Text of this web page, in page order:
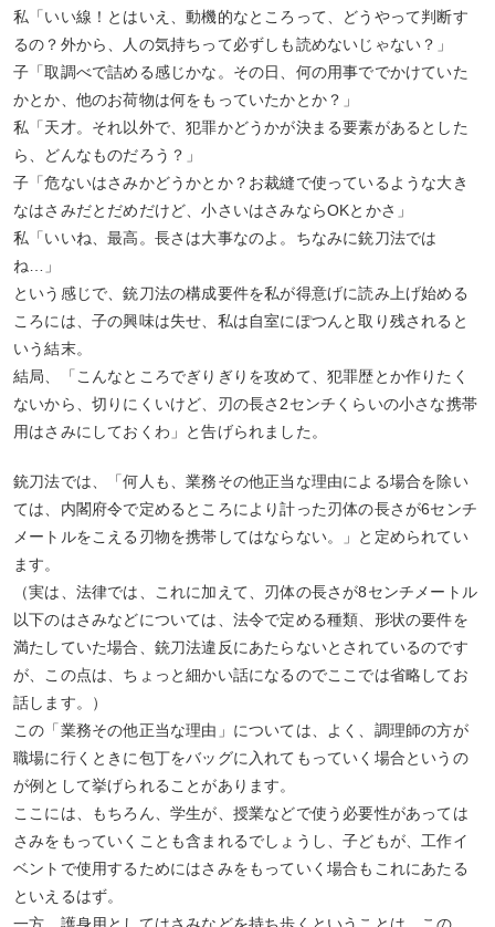
私「いい線！とはいえ、動機的なところって、どうやって判断す
るの？外から、人の気持ちって必ずしも読めないじゃない？」
子「取調べで詰める感じかな。その日、何の用事ででかけていた
かとか、他のお荷物は何をもっていたかとか？」
私「天才。それ以外で、犯罪かどうかが決まる要素があるとした
ら、どんなものだろう？」
子「危ないはさみかどうかとか？お裁縫で使っているような大き
なはさみだとだめだけど、小さいはさみならOKとかさ」
私「いいね、最高。長さは大事なのよ。ちなみに銃刀法では
ね…」
という感じで、銃刀法の構成要件を私が得意げに読み上げ始める
ころには、子の興味は失せ、私は自室にぽつんと取り残されると
いう結末。
結局、「こんなところでぎりぎりを攻めて、犯罪歴とか作りたく
ないから、切りにくいけど、刃の長さ2センチくらいの小さな携帯
用はさみにしておくわ」と告げられました。
銃刀法では、「何人も、業務その他正当な理由による場合を除い
ては、内閣府令で定めるところにより計った刃体の長さが6センチ
メートルをこえる刃物を携帯してはならない。」と定められてい
ます。
（実は、法律では、これに加えて、刃体の長さが8センチメートル
以下のはさみなどについては、法令で定める種類、形状の要件を
満たしていた場合、銃刀法違反にあたらないとされているのです
が、この点は、ちょっと細かい話になるのでここでは省略してお
話します。）
この「業務その他正当な理由」については、よく、調理師の方が
職場に行くときに包丁をバッグに入れてもっていく場合というの
が例として挙げられることがあります。
ここには、もちろん、学生が、授業などで使う必要性があっては
さみをもっていくことも含まれるでしょうし、子どもが、工作イ
ベントで使用するためにはさみをもっていく場合もこれにあたる
といえるはず。